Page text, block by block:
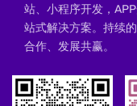
站、小程序开发，
站式解决方案。持续
合作、发展共赢。